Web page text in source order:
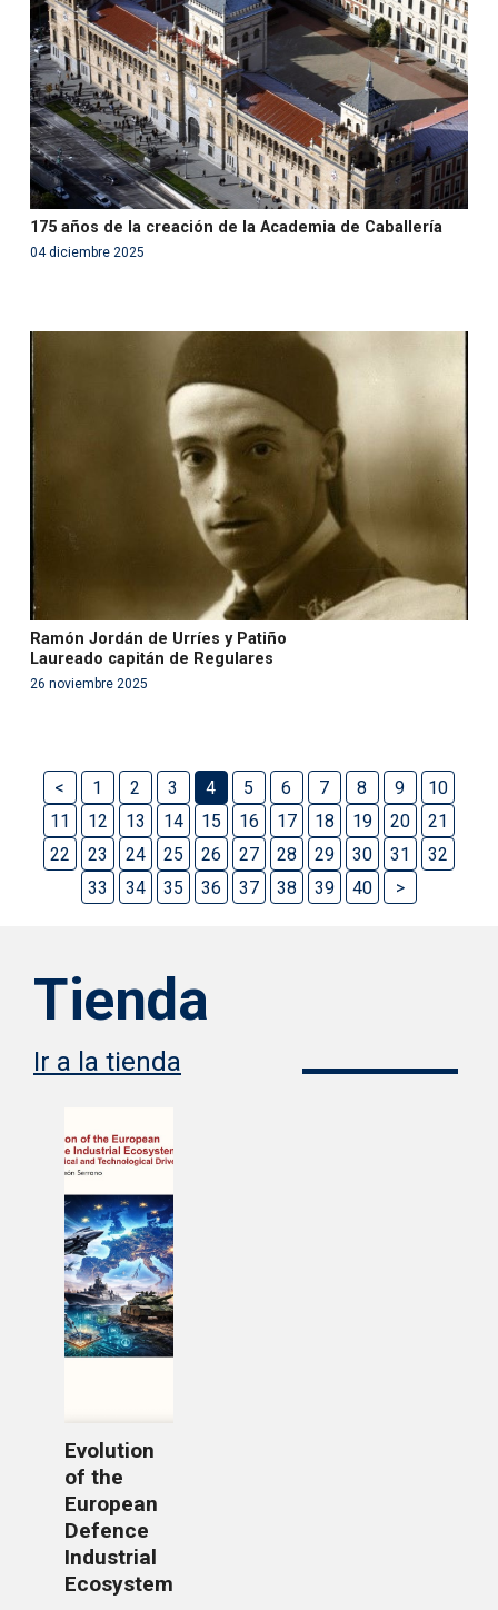
content/themes/fundcami/page-publicaciones.php
on line99
175 años de la creación de la Academia de Caballería
04 diciembre 2025
Warning
: Use of undefined constant php - assumed
'php' (this will throw an Error in a future version of PHP)
in
/var/www/acami.es/wp-
content/themes/fundcami/page-publicaciones.php
on line
Ramón Jordán de Urríes y Patiño
Laureado capitán de Regulares
26 noviembre 2025
< 1 2 3 4 5 6 7 8 9
10
11
12 13 14 15 16 17 18 19 20
21
22
23 24 25 26 27 28 29 30 31
32
33
34 35 36 37 38 39 40 >
Tienda
Ir a la tienda
Evolution
of the
European
Defence
Industrial
Ecosystem